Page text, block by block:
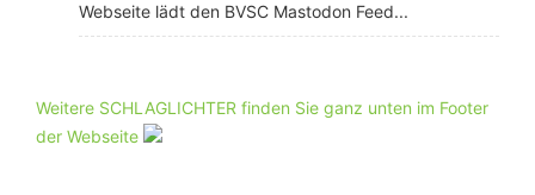
Webseite lädt den BVSC Mastodon Feed...
Weitere SCHLAGLICHTER finden Sie ganz unten im Footer
der Webseite